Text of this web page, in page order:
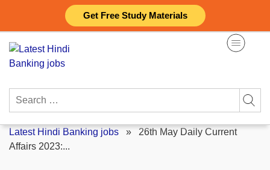
Get Free Study Materials
content
Search
Latest Hindi Banking jobs » 26th May Daily Current
Affairs 2023:...